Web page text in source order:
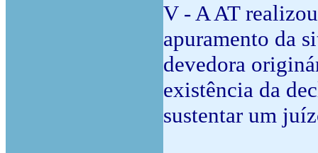
V - A AT
apuramento da
devedora
existência da
sustentar um